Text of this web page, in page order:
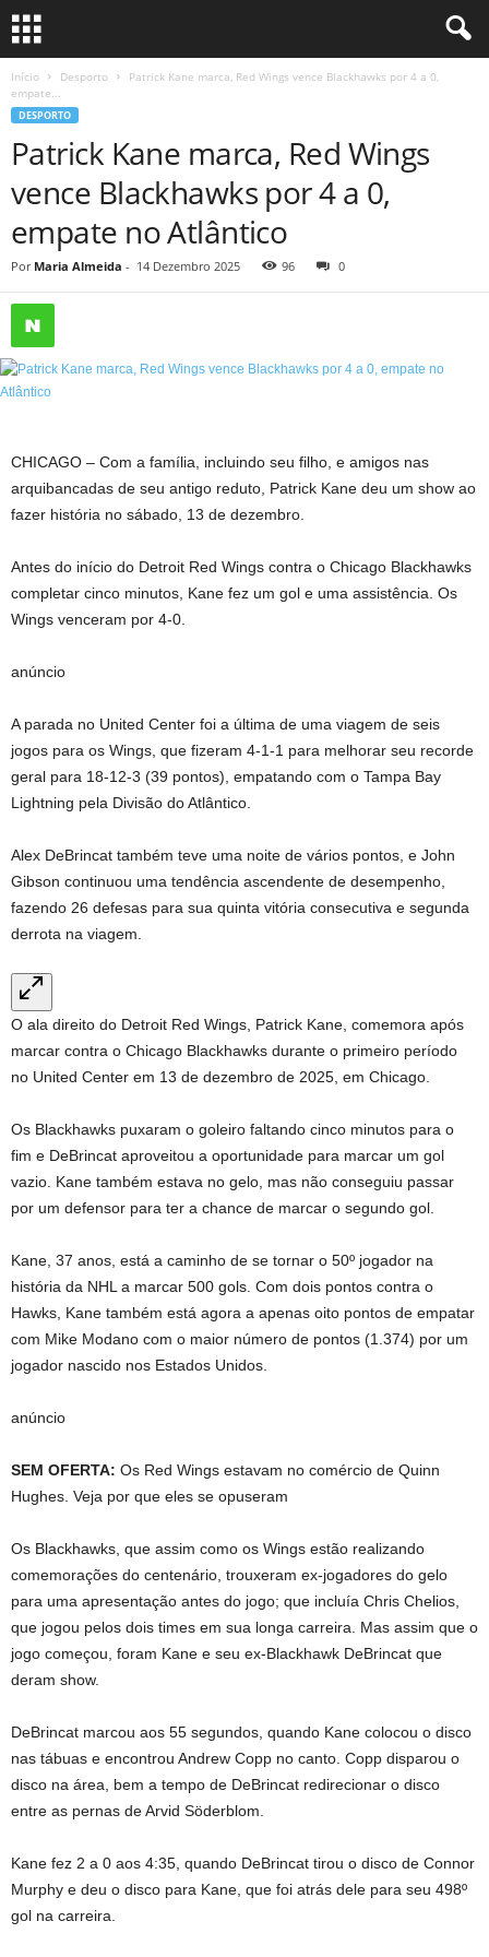
Início Desporto
Patrick Kane marca, Red Wings vence Blackhawks por 4 a 0,
empate...
DESPORTO
Patrick Kane marca, Red Wings
vence Blackhawks por 4 a 0,
empate no Atlântico
Por Maria Almeida - 14 Dezembro 2025 96 0
CHICAGO – Com a família, incluindo seu filho, e amigos nas
arquibancadas de seu antigo reduto, Patrick Kane deu um show ao
fazer história no sábado, 13 de dezembro.
Antes do início do Detroit Red Wings contra o Chicago Blackhawks
completar cinco minutos, Kane fez um gol e uma assistência. Os
Wings venceram por 4-0.
anúncio
A parada no United Center foi a última de uma viagem de seis
jogos para os Wings, que fizeram 4-1-1 para melhorar seu recorde
geral para 18-12-3 (39 pontos), empatando com o Tampa Bay
Lightning pela Divisão do Atlântico.
Alex DeBrincat também teve uma noite de vários pontos, e John
Gibson continuou uma tendência ascendente de desempenho,
fazendo 26 defesas para sua quinta vitória consecutiva e segunda
derrota na viagem.
O ala direito do Detroit Red Wings, Patrick Kane, comemora após
marcar contra o Chicago Blackhawks durante o primeiro período
no United Center em 13 de dezembro de 2025, em Chicago.
Os Blackhawks puxaram o goleiro faltando cinco minutos para o
fim e DeBrincat aproveitou a oportunidade para marcar um gol
vazio. Kane também estava no gelo, mas não conseguiu passar
por um defensor para ter a chance de marcar o segundo gol.
Kane, 37 anos, está a caminho de se tornar o 50º jogador na
história da NHL a marcar 500 gols. Com dois pontos contra o
Hawks, Kane também está agora a apenas oito pontos de empatar
com Mike Modano com o maior número de pontos (1.374) por um
jogador nascido nos Estados Unidos.
anúncio
SEM OFERTA: Os Red Wings estavam no comércio de Quinn
Hughes. Veja por que eles se opuseram
Os Blackhawks, que assim como os Wings estão realizando
comemorações do centenário, trouxeram ex-jogadores do gelo
para uma apresentação antes do jogo; que incluía Chris Chelios,
que jogou pelos dois times em sua longa carreira. Mas assim que o
jogo começou, foram Kane e seu ex-Blackhawk DeBrincat que
deram show.
DeBrincat marcou aos 55 segundos, quando Kane colocou o disco
nas tábuas e encontrou Andrew Copp no ​​canto. Copp disparou o
disco na área, bem a tempo de DeBrincat redirecionar o disco
entre as pernas de Arvid Söderblom.
Kane fez 2 a 0 aos 4:35, quando DeBrincat tirou o disco de Connor
Murphy e deu o disco para Kane, que foi atrás dele para seu 498º
gol na carreira.